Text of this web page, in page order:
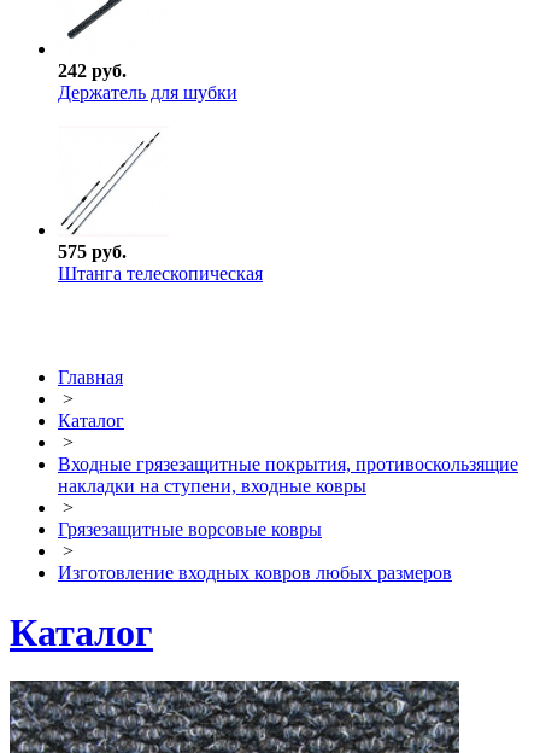
242 руб.
Держатель для шубки
575 руб.
Штанга телескопическая
Главная
>
Каталог
>
Входные грязезащитные покрытия, противоскользящие
накладки на ступени, входные ковры
>
Грязезащитные ворсовые ковры
>
Изготовление входных ковров любых размеров
Каталог